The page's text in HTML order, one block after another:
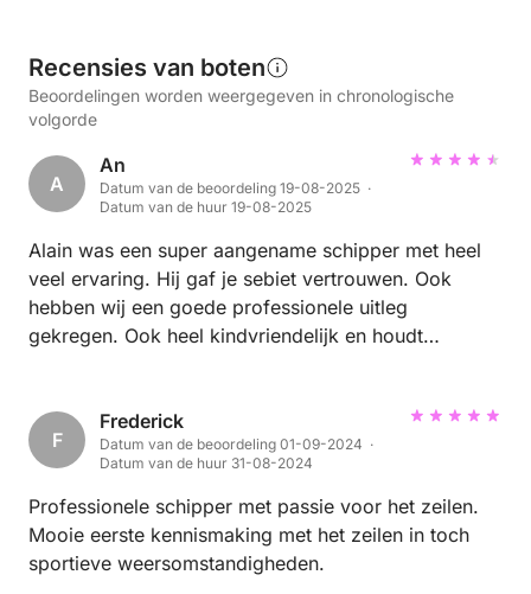
Recensies van boten
Beoordelingen worden weergegeven in chronologische
volgorde
A
An
Datum van de beoordeling 19-08-2025 ·
Datum van de huur 19-08-2025
Alain was een super aangename schipper met heel
veel ervaring. Hij gaf je sebiet vertrouwen. Ook
hebben wij een goede professionele uitleg
gekregen. Ook heel kindvriendelijk en houdt
F
Frederick
Datum van de beoordeling 01-09-2024 ·
Datum van de huur 31-08-2024
Professionele schipper met passie voor het zeilen.
Mooie eerste kennismaking met het zeilen in toch
sportieve weersomstandigheden.